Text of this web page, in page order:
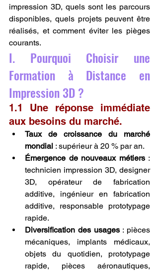
impression 3D, quels sont les parcours
disponibles, quels projets peuvent être
réalisés, et comment éviter les pièges
courants.
I. Pourquoi Choisir une
Formation à Distance en
Impression 3D ?
1.1 Une réponse immédiate
aux besoins du marché.
Taux de croissance du marché
mondial : supérieur à 20 % par an.
Émergence de nouveaux métiers :
technicien impression 3D, designer
3D, opérateur de fabrication
additive, ingénieur en fabrication
additive, responsable prototypage
rapide.
Diversification des usages : pièces
mécaniques, implants médicaux,
objets du quotidien, prototypage
rapide, pièces aéronautiques,